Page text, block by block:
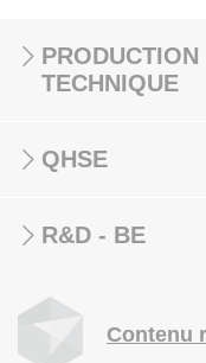
TECHNIQUE
QHSE
R&D - BE
Contenu